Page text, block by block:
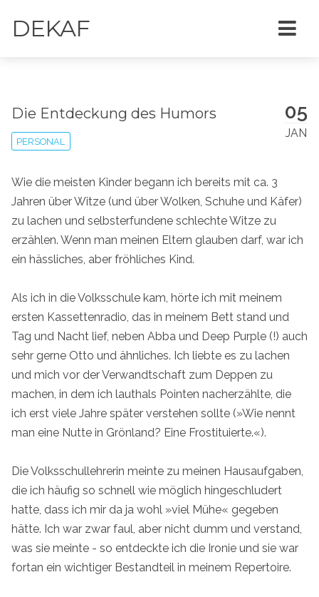
DEKAF
05
JAN
Die Entdeckung des Humors
PERSONAL
Wie die meisten Kinder begann ich bereits mit ca. 3
Jahren über Witze (und über Wolken, Schuhe und Käfer)
zu lachen und selbsterfundene schlechte Witze zu
erzählen. Wenn man meinen Eltern glauben darf, war ich
ein hässliches, aber fröhliches Kind.
Als ich in die Volksschule kam, hörte ich mit meinem
ersten Kassettenradio, das in meinem Bett stand und
Tag und Nacht lief, neben Abba und Deep Purple (!) auch
sehr gerne Otto und ähnliches. Ich liebte es zu lachen
und mich vor der Verwandtschaft zum Deppen zu
machen, in dem ich lauthals Pointen nacherzählte, die
ich erst viele Jahre später verstehen sollte (»Wie nennt
man eine Nutte in Grönland? Eine Frostituierte.«).
Die Volksschullehrerin meinte zu meinen Hausaufgaben,
die ich häufig so schnell wie möglich hingeschludert
hatte, dass ich mir da ja wohl »viel Mühe« gegeben
hätte. Ich war zwar faul, aber nicht dumm und verstand,
was sie meinte - so entdeckte ich die Ironie und sie war
fortan ein wichtiger Bestandteil in meinem Repertoire.